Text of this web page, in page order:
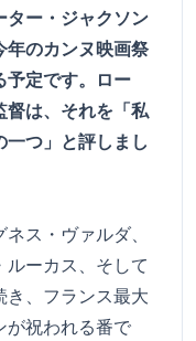
ター・ジャクソン
年のカンヌ映画祭
予定です。ロー
督は、それを「私
つ」と評しまし
ス・ヴァルダ、
ーカス、そして
き、フランス最大
が祝われる番で